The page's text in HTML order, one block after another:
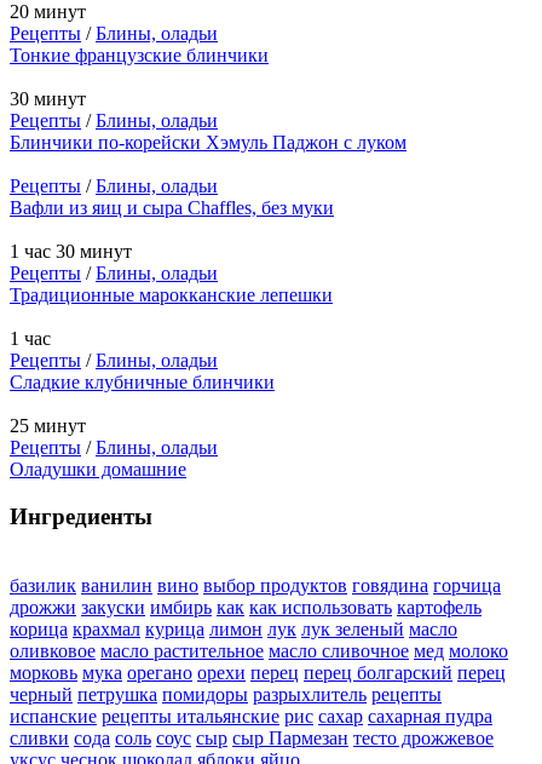
20 минут
Рецепты /Блины, оладьи
Тонкие французские блинчики
30 минут
Рецепты /Блины, оладьи
Блинчики по-корейски Хэмуль Паджон с луком
Рецепты /Блины, оладьи
Вафли из яиц и сыра Chaffles, без муки
1 час 30 минут
Рецепты /Блины, оладьи
Традиционные марокканские лепешки
1 час
Рецепты /Блины, оладьи
Сладкие клубничные блинчики
25 минут
Рецепты /Блины, оладьи
Оладушки домашние
Ингредиенты
базилик ванилин вино выбор продуктов говядина горчица
дрожжи закуски имбирь как как использовать картофель
корица крахмал курица лимон лук лук зеленый масло
оливковое масло растительное масло сливочное мед молоко
морковь мука орегано орехи перец перец болгарский перец
черный петрушка помидоры разрыхлитель рецепты
испанские рецепты итальянские рис сахар сахарная пудра
сливки сода соль соус сыр сыр Пармезан тесто дрожжевое
уксус чеснок шоколад яблоки яйцо